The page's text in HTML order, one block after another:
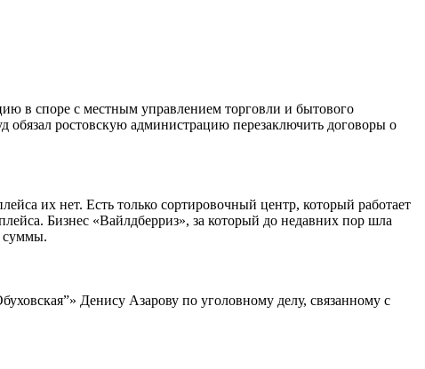
в споре с местным управлением торговли и бытового
ростовскую администрацию перезаключить договоры о
их нет. Есть только сортировочный центр, который работает
Бизнес «Вайлдберриз», за который до недавних пор шла
суммы.
Денису Азарову по уголовному делу, связанному с